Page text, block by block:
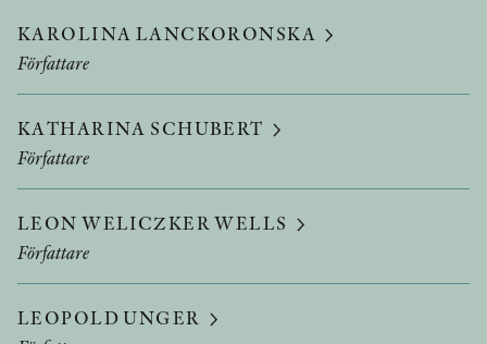
KAROLINA LANCKORONSKA
Författare
KATHARINA SCHUBERT
Författare
LEON WELICZKER WELLS
Författare
LEOPOLD UNGER